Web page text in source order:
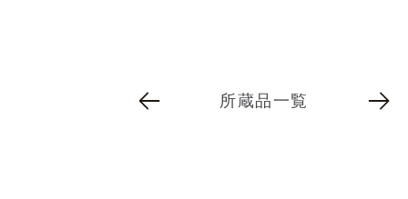
所蔵品一覧